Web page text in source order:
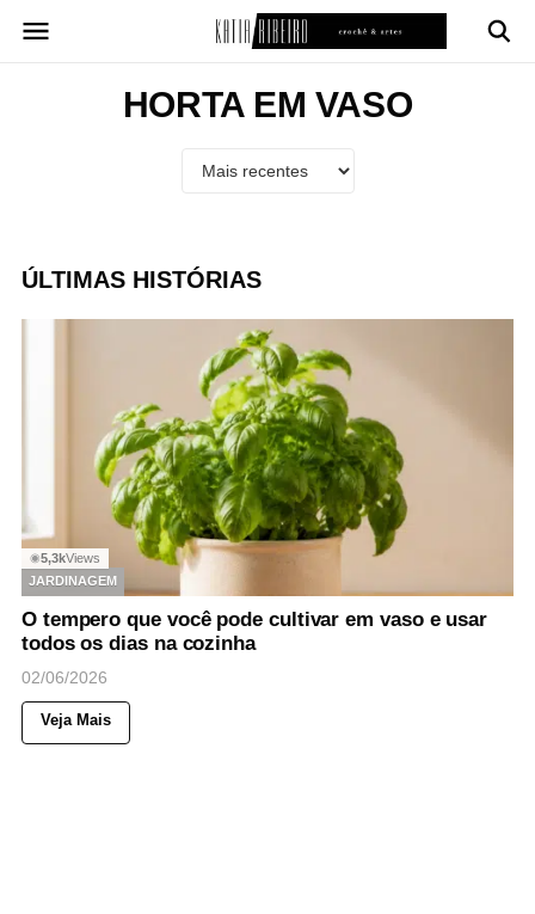
para
HORTA EM VASO
ÚLTIMAS HISTÓRIAS
◉5,3kViews
JARDINAGEM
O tempero que você pode cultivar em vaso e usar
todos os dias na cozinha
02/06/2026
Veja Mais